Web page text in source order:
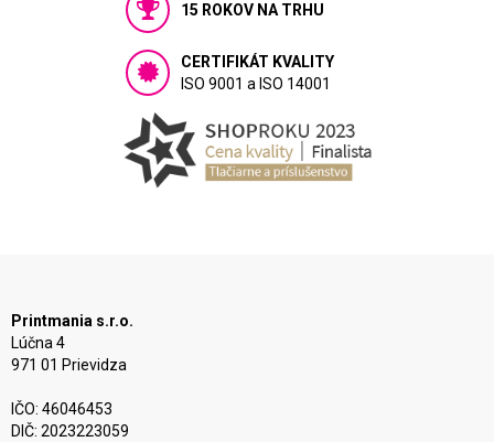
15 ROKOV NA TRHU
CERTIFIKÁT KVALITY
ISO 9001 a ISO 14001
Printmania s.r.o.
Lúčna 4
971 01 Prievidza
IČO: 46046453
DIČ: 2023223059